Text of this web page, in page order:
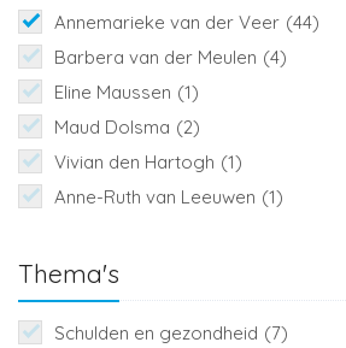
Annemarieke van der Veer (44)
Barbera van der Meulen (4)
Eline Maussen (1)
Maud Dolsma (2)
Vivian den Hartogh (1)
Anne-Ruth van Leeuwen (1)
Thema's
Schulden en gezondheid (7)